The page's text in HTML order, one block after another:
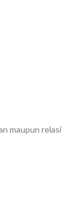
maupun relasi